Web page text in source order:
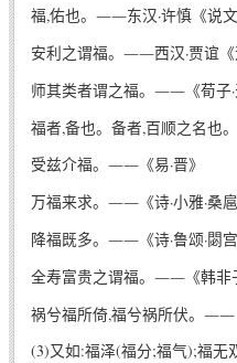
福,佑也。――东汉·许慎《说文
安利之谓福。――西汉·贾谊《
师其类者谓之福。――《荀子·
福者,备也。备者,百顺之名也
受兹介福。――《易·晋》
万福来求。――《诗·小雅·桑扈
降福既多。――《诗·鲁颂·閟宫
全寿富贵之谓福。――《韩非
祸兮福所倚,福兮祸所伏。――
(3)又如:福泽(福分;福气);福无